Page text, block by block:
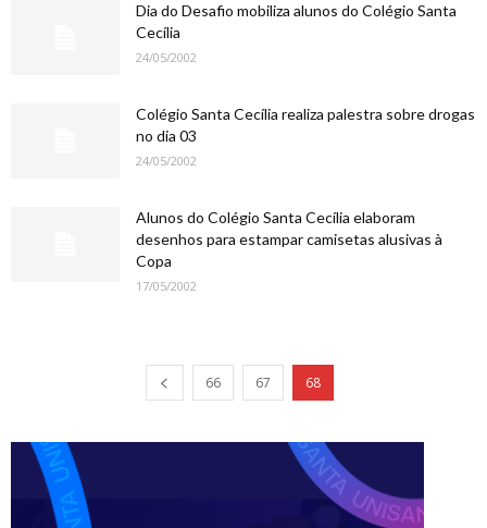
Dia do Desafio mobiliza alunos do Colégio Santa
Cecília
24/05/2002
Colégio Santa Cecília realiza palestra sobre drogas
no dia 03
24/05/2002
Alunos do Colégio Santa Cecília elaboram
desenhos para estampar camisetas alusivas à
Copa
17/05/2002
66 67 68